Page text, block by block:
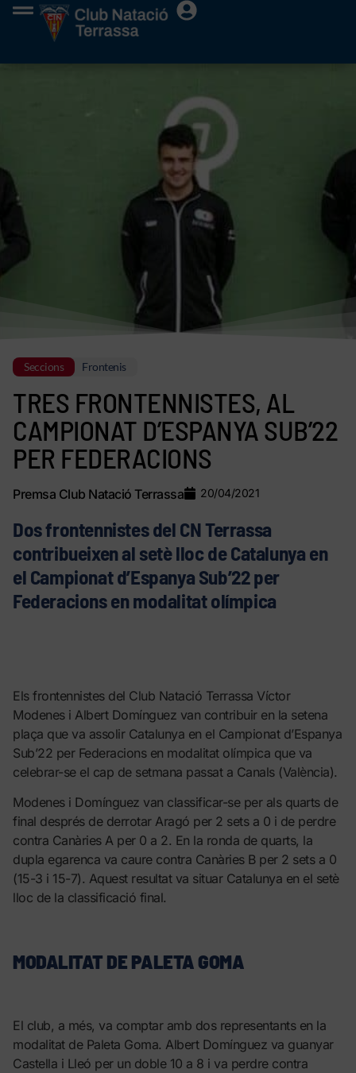
Seccions Frontenis
TRES FRONTENNISTES, AL
CAMPIONAT D’ESPANYA SUB’22
PER FEDERACIONS
Premsa Club Natació Terrassa 20/04/2021
Dos frontennistes del CN Terrassa
contribueixen al setè lloc de Catalunya en
el Campionat d’Espanya Sub’22 per
Federacions en modalitat olímpica
Els frontennistes del Club Natació Terrassa Víctor
Modenes i Albert Domínguez van contribuir en la setena
plaça que va assolir Catalunya en el Campionat d’Espanya
Sub’22 per Federacions en modalitat olímpica que va
celebrar-se el cap de setmana passat a Canals (València).
Modenes i Domínguez van classificar-se per als quarts de
final després de derrotar Aragó per 2 sets a 0 i de perdre
contra Canàries A per 0 a 2. En la ronda de quarts, la
dupla egarenca va caure contra Canàries B per 2 sets a 0
(15-3 i 15-7). Aquest resultat va situar Catalunya en el setè
lloc de la classificació final.
MODALITAT DE PALETA GOMA
El club, a més, va comptar amb dos representants en la
modalitat de Paleta Goma. Albert Domínguez va guanyar
Castella i Lleó per un doble 10 a 8 i va perdre contra